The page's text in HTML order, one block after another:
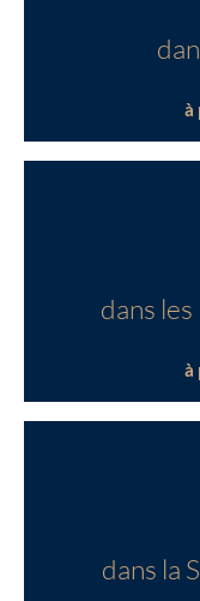
à
dans
à
dans la